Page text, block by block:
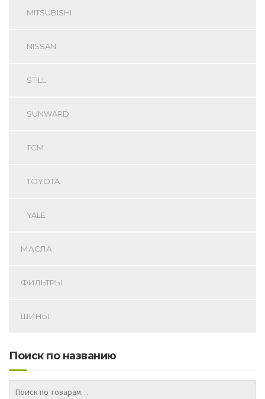
MITSUBISHI
NISSAN
STILL
SUNWARD
TCM
TOYOTA
YALE
МАСЛА
ФИЛЬТРЫ
ШИНЫ
Поиск по названию